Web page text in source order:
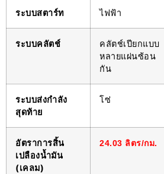
ระบบสตาร์ท ไฟฟ้า
ระบบคลัตช์
คลัตช์เปียกแบบ
หลายแผ่นซ้อน
กัน
ระบบส่งกำลัง
สุดท้าย
โซ่
อัตราการสิ้น
เปลืองน้ำมัน
(เคลม)
24.03 ลิตร/กม.